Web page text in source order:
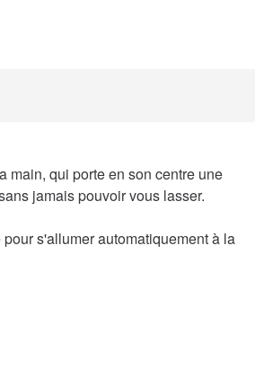
main, qui porte en son centre une
jamais pouvoir vous lasser.
s'allumer automatiquement à la